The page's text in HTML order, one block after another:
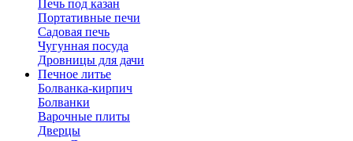
Печь под казан
Портативные печи
Садовая печь
Чугунная посуда
Дровницы для дачи
Печное литье
Болванка-кирпич
Болванки
Варочные плиты
Дверцы